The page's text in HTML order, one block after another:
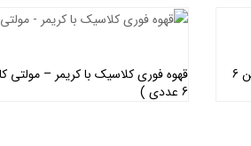
قهوه فوری گلد با کریمر – مولتی کافه ( کارتن 6
قهوه فوری کلاسیک با کریمر – مولتی
6 عددی )